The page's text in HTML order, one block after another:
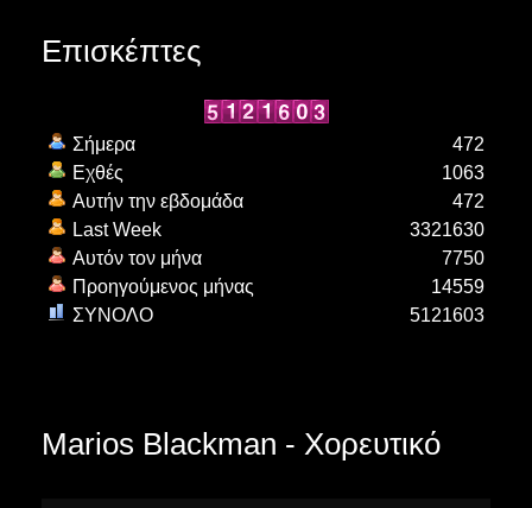
Επισκέπτες
Σήμερα
Εχθές
Αυτήν την εβδομάδα
Last Week
Αυτόν τον μήνα
Προηγούμενος μήνας
ΣΥΝΟΛΟ
472
1063
472
3321630
7750
14559
5121603
Marios Blackman - Χορευτικό